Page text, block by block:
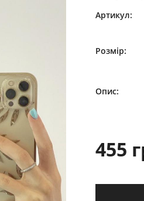
Артикул:
Розмір:
Опис:
455